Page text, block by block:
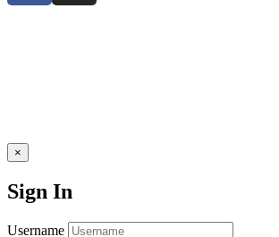
×
Sign In
Username